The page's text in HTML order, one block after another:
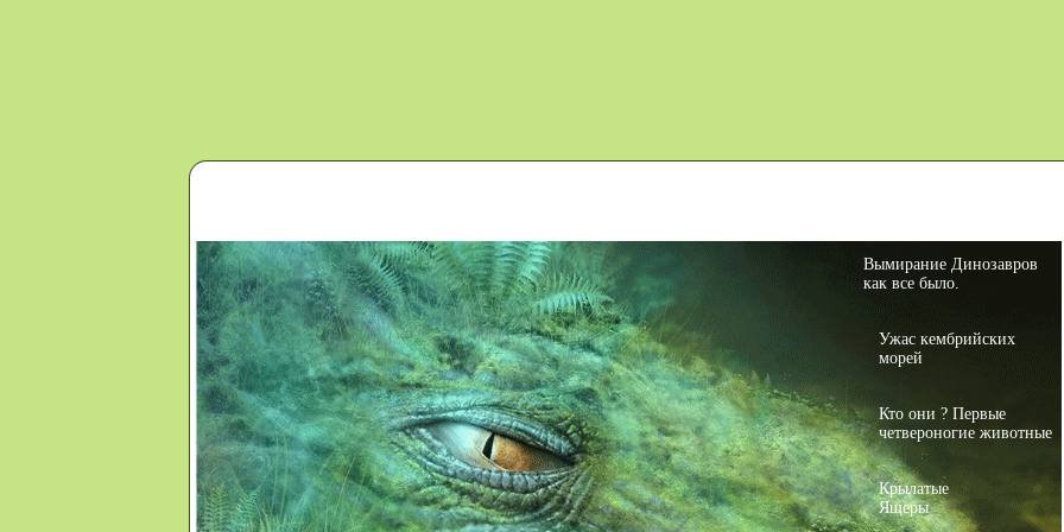
Вымирание Динозавров
как все было.
Ужас кембрийских
морей
Кто они ? Первые
четвероногие животные
Крылатые
Ящеры